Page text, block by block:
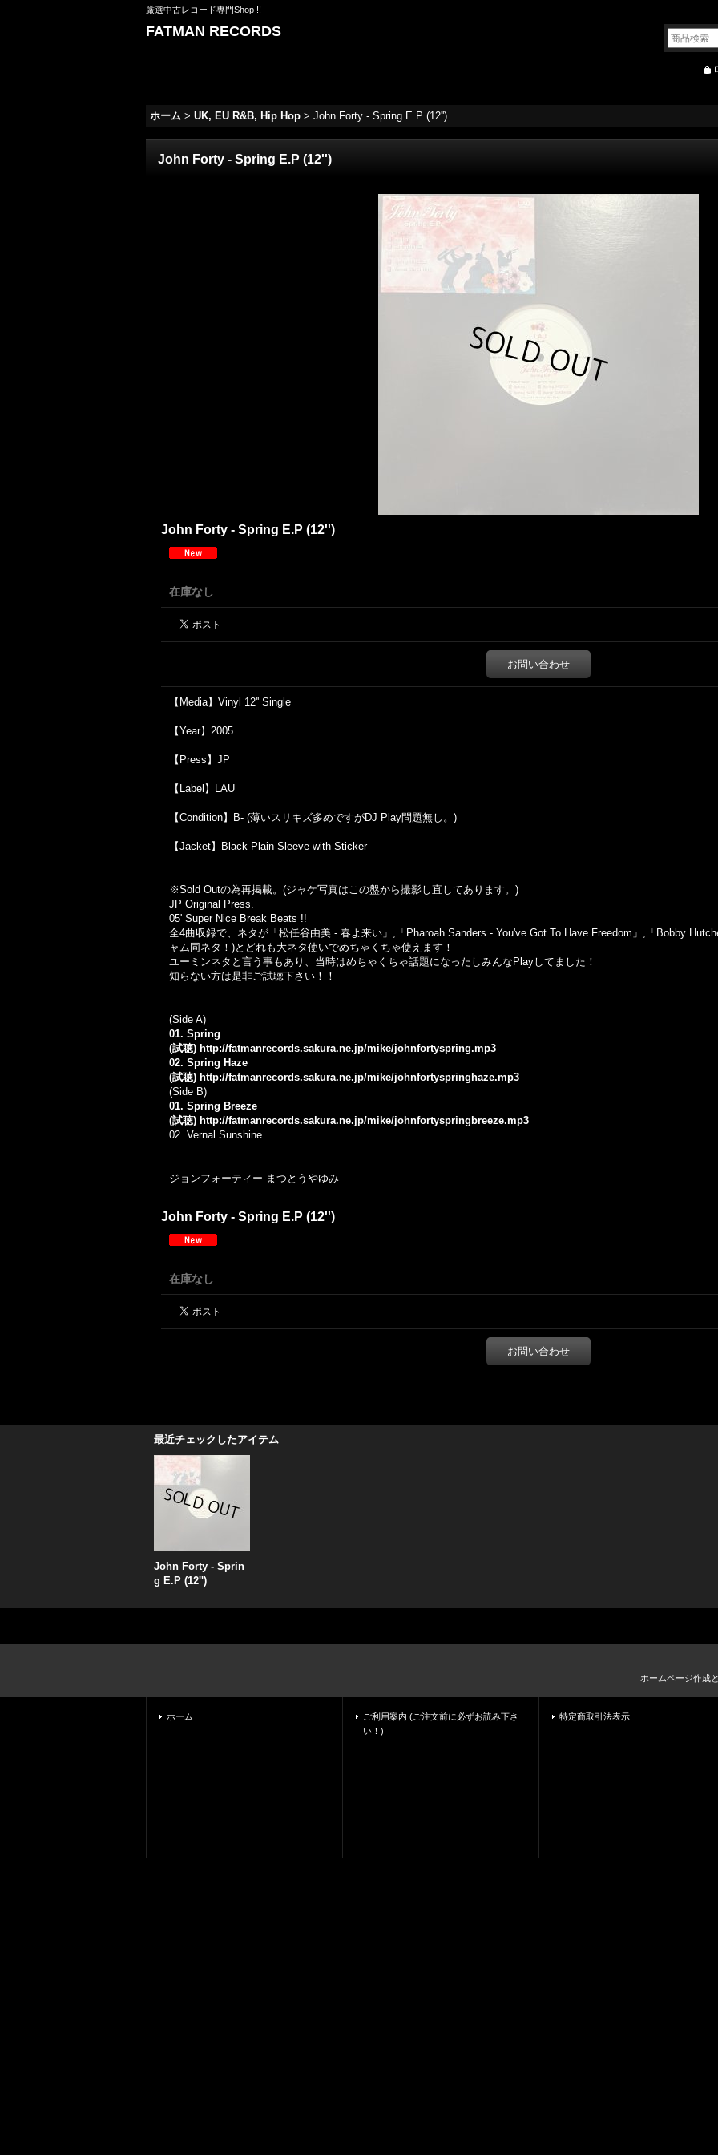
厳選中古レコード専門Shop !!
FATMAN RECORDS
ホーム > UK, EU R&B, Hip Hop > John Forty - Spring E.P (12'')
John Forty - Spring E.P (12'')
John Forty - Spring E.P (12'')
在庫なし
お問い合わせ
【Media】Vinyl 12'' Single
【Year】2005
【Press】JP
【Label】LAU
【Condition】B- (薄いスリキズ多めですがDJ Play問題無し。)
【Jacket】Black Plain Sleeve with Sticker
※Sold Outの為再掲載。(ジャケ写真はこの盤から撮影し直してあります。)
JP Original Press.
05' Super Nice Break Beats !!
全4曲収録で、ネタが「松任谷由美 - 春よ来い」,「Pharoah Sanders - You've Got To Have Freedom」,「Bobby
ャム同ネタ！)とどれも大ネタ使いでめちゃくちゃ使えます！
ユーミンネタと言う事もあり、当時はめちゃくちゃ話題になったしみんなPlayしてました！
知らない方は是非ご試聴下さい！！
(Side A)
01. Spring
(試聴) http://fatmanrecords.sakura.ne.jp/mike/johnfortyspring.mp3
02. Spring Haze
(試聴) http://fatmanrecords.sakura.ne.jp/mike/johnfortyspringhaze.mp3
(Side B)
01. Spring Breeze
(試聴) http://fatmanrecords.sakura.ne.jp/mike/johnfortyspringbreeze.mp3
02. Vernal Sunshine
ジョンフォーティー まつとうやゆみ
John Forty - Spring E.P (12'')
在庫なし
お問い合わせ
最近チェックしたアイテム
John Forty - Sprin
g E.P (12'')
ホームページ作成
ホーム
ご利用案内 (ご注文前に必ずお読み下さ
い！)
特定商取引法表示